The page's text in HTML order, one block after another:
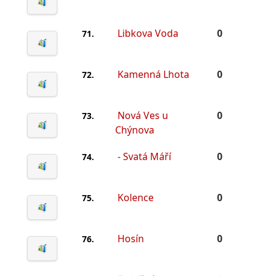
71. Libkova Voda 0
72. Kamenná Lhota 0
73.
Nová Ves u
Chýnova
0
74. - Svatá Máří 0
75. Kolence 0
76. Hosín 0